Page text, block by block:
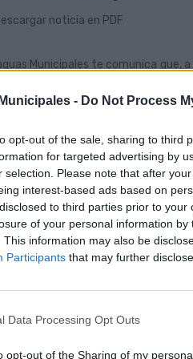
- Do Not Process
opt-out of the sale, sharing to third
for targeted advertising by
selection. Please note that after
interest-based ads based on
to third parties prior to
of your personal information by
This information may also be
Participants that may further
Data Processing Opt Outs
opt-out of the Sharing of my
noticia en PDF
Municipales te comunica que, a
realizar este trámite en los
Oficina Comercial delTeatro(de
Oficina Comercial delObelisco
Oficina Comercial deCiudad Alta
esta medida, la compañía
a los clientes, ofreciendo